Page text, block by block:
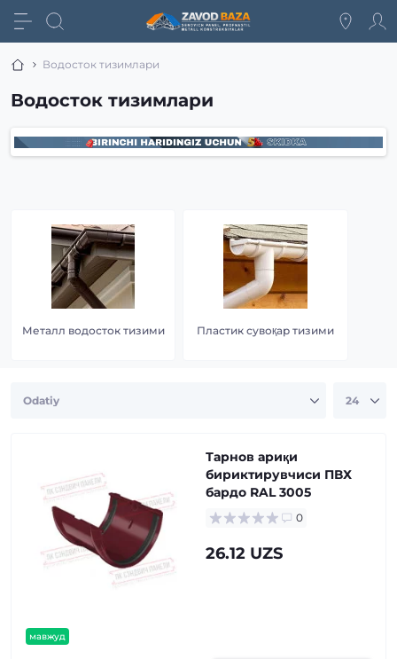
Водосток тизимлари
Водосток тизимлари
Металл водосток тизими Пластик сувоқар тизими
мавжуд
Тарнов ариқи
бириктирувчиси ПВХ
бардо RAL 3005
0
26.12 UZS